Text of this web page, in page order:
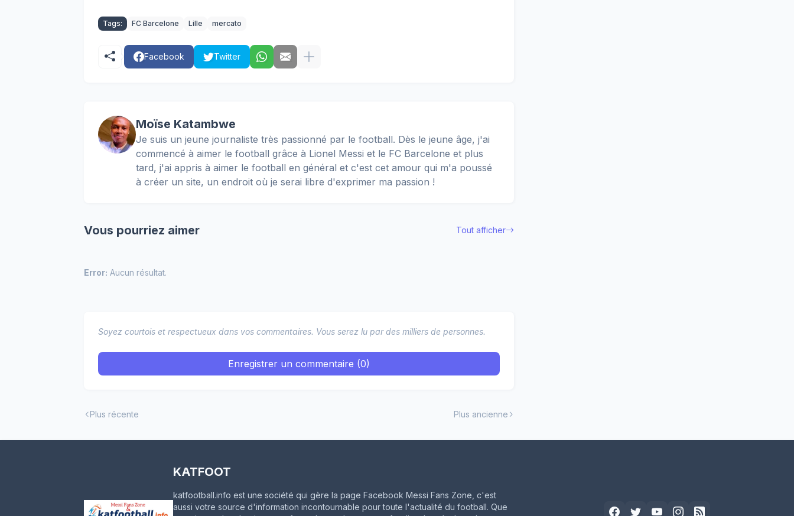
Tags: FC Barcelone Lille mercato
Facebook Twitter
Moïse Katambwe
Je suis un jeune journaliste très passionné par le football. Dès le jeune âge, j'ai
commencé à aimer le football grâce à Lionel Messi et le FC Barcelone et plus
tard, j'ai appris à aimer le football en général et c'est cet amour qui m'a poussé
à créer un site, un endroit où je serai libre d'exprimer ma passion !
Vous pourriez aimer Tout afficher
Error: Aucun résultat.
Soyez courtois et respectueux dans vos commentaires. Vous serez lu par des milliers de personnes.
Enregistrer un commentaire (0)
Plus récente Plus ancienne
KATFOOT
katfootball.info est une société qui gère la page Facebook Messi Fans Zone, c'est
aussi votre source d'information incontournable pour toute l'actualité du football. Que